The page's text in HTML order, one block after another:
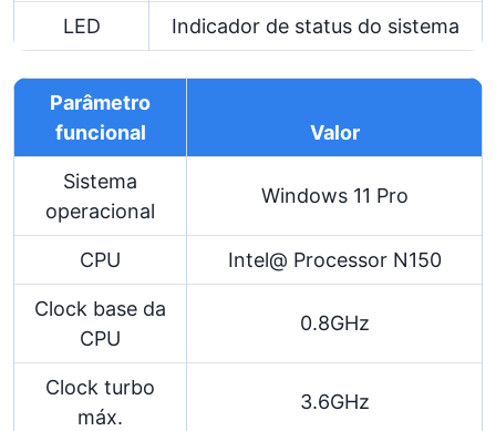
LED Indicador de status do sistema
Parâmetro
funcional
Valor
Sistema
operacional
Windows 11 Pro
CPU Intel@ Processor N150
Clock base da
CPU
0.8GHz
Clock turbo
máx.
3.6GHz